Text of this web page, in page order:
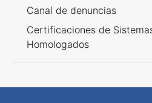
Canal de denuncias
Certificaciones de
Homologados